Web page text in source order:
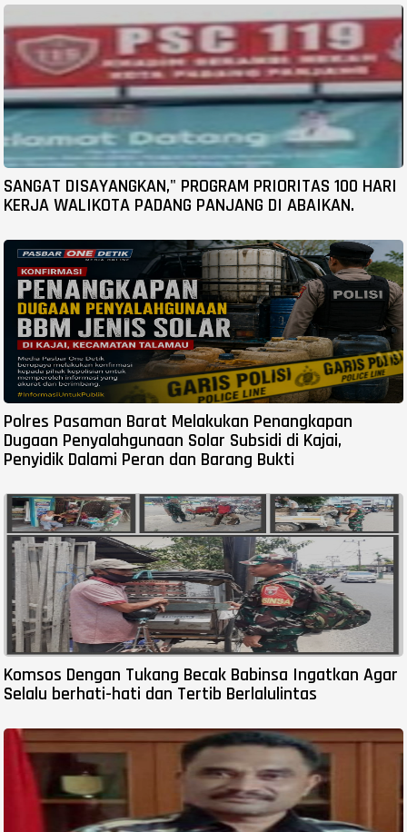
SANGAT DISAYANGKAN," PROGRAM PRIORITAS 100 HARI
KERJA WALIKOTA PADANG PANJANG DI ABAIKAN.
Polres Pasaman Barat Melakukan Penangkapan
Dugaan Penyalahgunaan Solar Subsidi di Kajai,
Penyidik Dalami Peran dan Barang Bukti
Komsos Dengan Tukang Becak Babinsa Ingatkan Agar
Selalu berhati-hati dan Tertib Berlalulintas